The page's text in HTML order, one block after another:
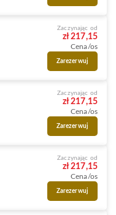
Zaczynając od
zł 217,15
Cena/os
Zarezerwuj
Zaczynając od
zł 217,15
Cena/os
Zarezerwuj
Zaczynając od
zł 217,15
Cena/os
Zarezerwuj